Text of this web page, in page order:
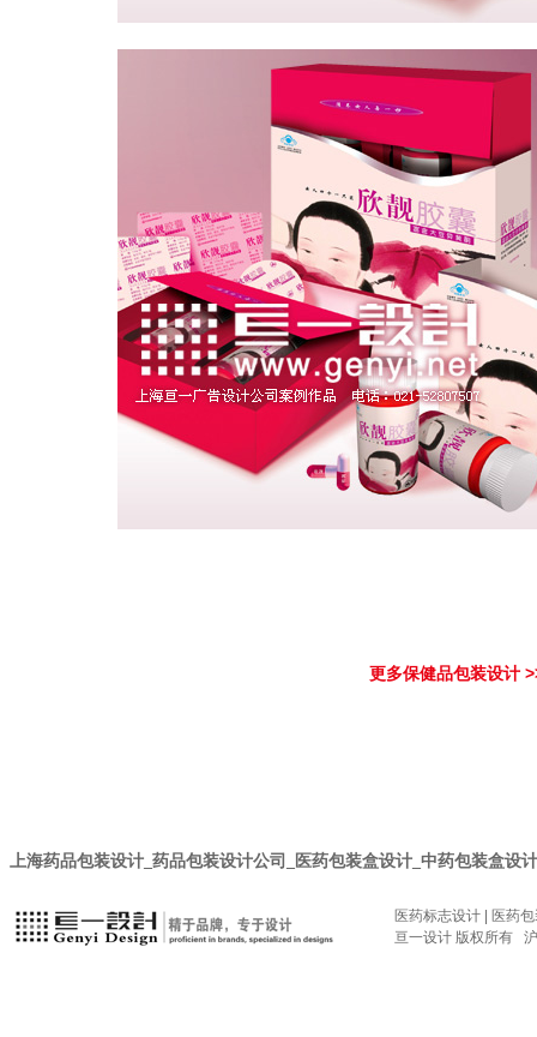
更多保健品包装设计
上海药品包装设计_药品包装设计公司_医药包装盒设计_中药包装盒
医药标志设计
医药
亘一设计 版权所有